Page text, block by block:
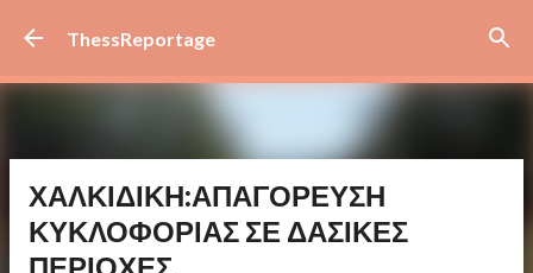
Μετάβαση στο κύριο περιεχόμενο
ThessReportage
ΧΑΛΚΙΔΙΚΗ:ΑΠΑΓΟΡΕΥΣΗ
ΚΥΚΛΟΦΟΡΙΑΣ ΣΕ ΔΑΣΙΚΕΣ